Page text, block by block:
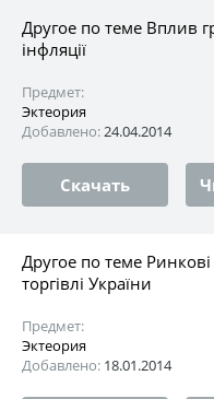
Другое по теме Вплив
інфляції
Предмет:
Эктеория
Добавлено:24.04.2014
Скачать
Другое по теме
торгівлі України
Предмет:
Эктеория
Добавлено: 18.01.2014